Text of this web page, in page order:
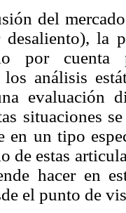
del
la
por cuenta
los análisis
evaluación
situaciones
en un tipo
de estas
hacer en
el punto de